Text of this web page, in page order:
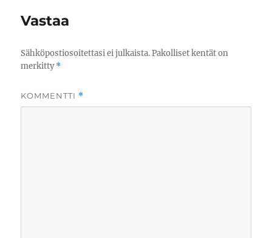
Vastaa
Sähköpostiosoitettasi ei julkaista. Pakolliset kentät on
merkitty*
KOMMENTTI *